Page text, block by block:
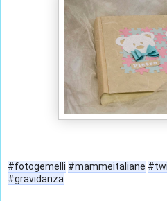
#fotogemelli #mammeitaliane
#gravidanza